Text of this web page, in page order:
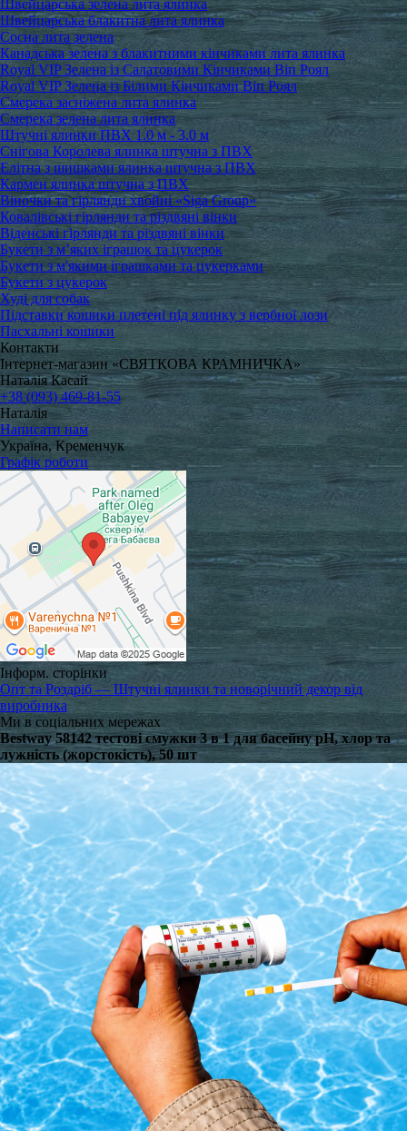
Швейцарська зелена лита ялинка
Швейцарська блакитна лита ялинка
Сосна лита зелена
Канадська зелена з блакитними кінчиками лита ялинка
Royal VIP Зелена із Салатовими Кінчиками Віп Роял
Royal VIP Зелена із Білими Кінчиками Віп Роял
Смерека засніжена лита ялинка
Смерека зелена лита ялинка
Штучні ялинки ПВХ 1.0 м - 3.0 м
Снігова Королева ялинка штучна з ПВХ
Елітна з шишками ялинка штучна з ПВХ
Кармен ялинка штучна з ПВХ
Віночки та гірлянди хвойні «Siga Group»
Ковалівські гірлянди та різдвяні вінки
Віденські гірлянди та різдвяні вінки
Букети з м’яких іграшок та цукерок
Букети з м'якими іграшками та цукерками
Букети з цукерок
Худі для собак
Підставки кошики плетені під ялинку з вербної лози
Пасхальні кошики
Контакти
Інтернет-магазин «СВЯТКОВА КРАМНИЧКА»
Наталія Касай
+38 (093) 469-81-55
Наталія
Написати нам
Україна, Кременчук
Графік роботи
Інформ. сторінки
Опт та Роздріб — Штучні ялинки та новорічний декор від
виробника
Ми в соціальних мережах
Bestway 58142 тестові смужки 3 в 1 для басейну pH, хлор та
лужність (жорстокість), 50 шт